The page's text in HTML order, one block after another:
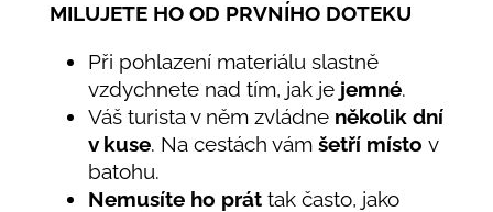
MILUJETE HO OD PRVNÍHO DOTEKU
Při pohlazení materiálu slastně
vzdychnete nad tím, jak je jemné.
Váš turista v něm zvládne několik dní
v kuse. Na cestách vám šetří místo v
batohu.
Nemusíte ho prát tak často, jako